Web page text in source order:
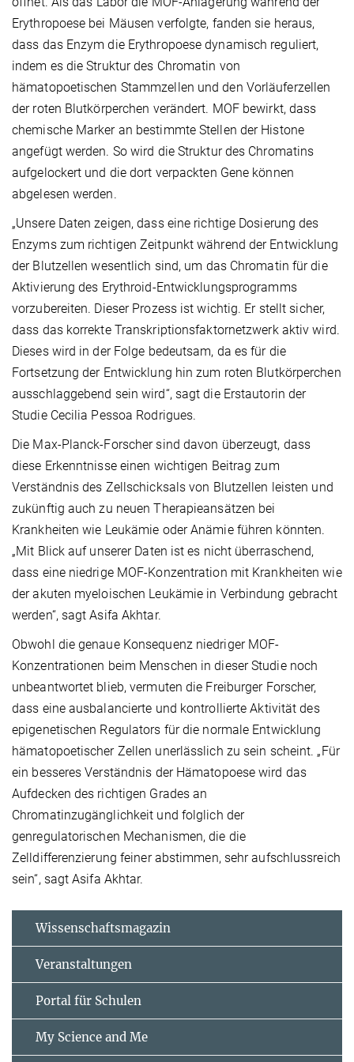
Erythropoese bei Mäusen verfolgte, fanden sie heraus,
dass das Enzym die Erythropoese dynamisch reguliert,
indem es die Struktur des Chromatin von
hämatopoetischen Stammzellen und den Vorläuferzellen
der roten Blutkörperchen verändert. MOF bewirkt, dass
chemische Marker an bestimmte Stellen der Histone
angefügt werden. So wird die Struktur des Chromatins
aufgelockert und die dort verpackten Gene können
abgelesen werden.
„Unsere Daten zeigen, dass eine richtige Dosierung des
Enzyms zum richtigen Zeitpunkt während der Entwicklung
der Blutzellen wesentlich sind, um das Chromatin für die
Aktivierung des Erythroid-Entwicklungsprogramms
vorzubereiten. Dieser Prozess ist wichtig. Er stellt sicher,
dass das korrekte Transkriptionsfaktornetzwerk aktiv wird.
Dieses wird in der Folge bedeutsam, da es für die
Fortsetzung der Entwicklung hin zum roten Blutkörperchen
ausschlaggebend sein wird“, sagt die Erstautorin der
Studie Cecilia Pessoa Rodrigues.
Die Max-Planck-Forscher sind davon überzeugt, dass
diese Erkenntnisse einen wichtigen Beitrag zum
Verständnis des Zellschicksals von Blutzellen leisten und
zukünftig auch zu neuen Therapieansätzen bei
Krankheiten wie Leukämie oder Anämie führen könnten.
„Mit Blick auf unserer Daten ist es nicht überraschend,
dass eine niedrige MOF-Konzentration mit Krankheiten wie
der akuten myeloischen Leukämie in Verbindung gebracht
werden“, sagt Asifa Akhtar.
Obwohl die genaue Konsequenz niedriger MOF-
Konzentrationen beim Menschen in dieser Studie noch
unbeantwortet blieb, vermuten die Freiburger Forscher,
dass eine ausbalancierte und kontrollierte Aktivität des
epigenetischen Regulators für die normale Entwicklung
hämatopoetischer Zellen unerlässlich zu sein scheint. „Für
ein besseres Verständnis der Hämatopoese wird das
Aufdecken des richtigen Grades an
Chromatinzugänglichkeit und folglich der
genregulatorischen Mechanismen, die die
Zelldifferenzierung feiner abstimmen, sehr aufschlussreich
sein“, sagt Asifa Akhtar.
Wissenschaftsmagazin
Veranstaltungen
Portal für Schulen
My Science and Me